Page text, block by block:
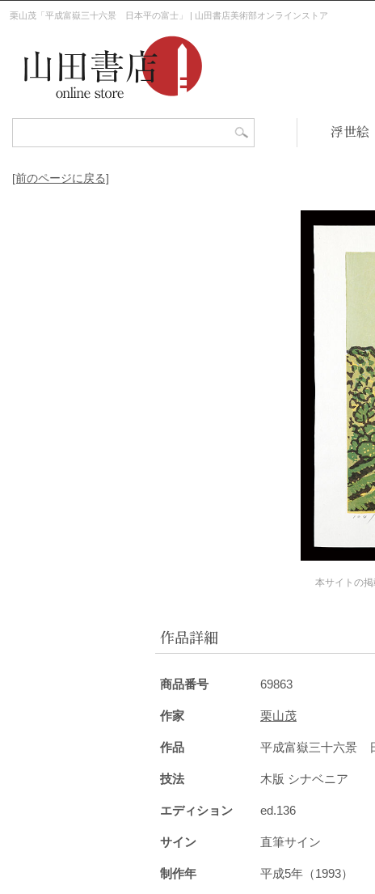
栗山茂「平成富嶽三十六景 日本平の富士」 | 山田書店美術部オンラインストア
浮世絵
[前のページに戻る]
本サイトの
作品詳細
商品番号 69863
作家 栗山茂
作品 平成富嶽三十六景
技法 木版 シナベニア
エディション ed.136
サイン 直筆サイン
制作年 平成5年（1993）